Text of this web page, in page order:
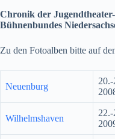
Chronik der
Bühnenbundes
Zu den Fotoalben bitte auf
Neuenburg
Wilhelmshaven